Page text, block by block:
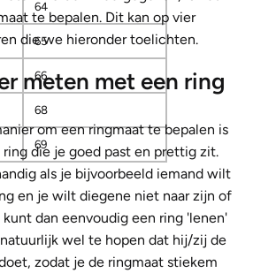
64
65
66
68
69
te bepalen. Dit kan op vier
die we hieronder toelichten.
meten met een ring
om een ringmaat te bepalen is
ring die je goed past en prettig zit.
als je bijvoorbeeld iemand wilt
en je wilt diegene niet naar zijn of
kunt dan eenvoudig een ring 'lenen'
wel te hopen dat hij/zij de
zodat je de ringmaat stiekem